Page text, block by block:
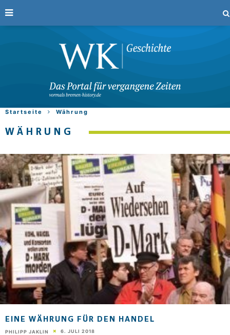
Startseite Währung
WÄHRUNG
EINE WÄHRUNG FÜR DEN HANDEL
PHILIPP JAKLIN 6. JULI 2018